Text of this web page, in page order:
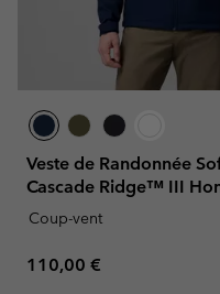
Veste de Randonnée
Cascade Ridge™ III
Coup-vent
Regular price:
110,00 €